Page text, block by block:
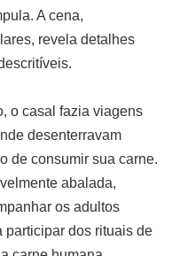
2025
na mandíbula fala
em Bobole: polícia usa
contra
1, 2025
miniatura feitos em
desenvolvem vasos
A cena,
revela detalhes
o casal fazia viagens
desenterravam
de consumir sua carne.
abalada,
os adultos
participar dos rituais de